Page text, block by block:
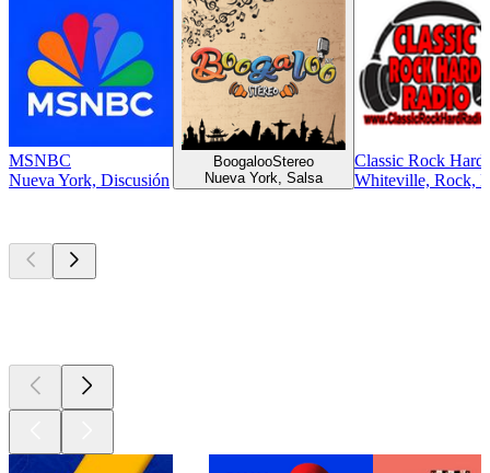
MSNBC
Nueva York, Discusión
BoogalooStereo
Nueva York, Salsa
Classic Rock Hard
Whiteville, Rock,